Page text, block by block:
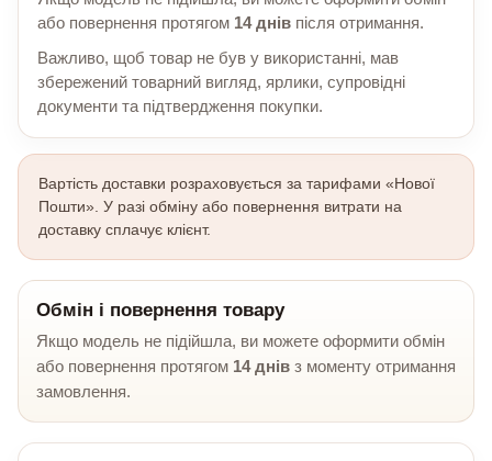
або повернення протягом 14 днів після отримання.
Важливо, щоб товар не був у використанні, мав
збережений товарний вигляд, ярлики, супровідні
документи та підтвердження покупки.
Вартість доставки розраховується за тарифами «Нової
Пошти». У разі обміну або повернення витрати на
доставку сплачує клієнт.
Обмін і повернення товару
Якщо модель не підійшла, ви можете оформити обмін
або повернення протягом 14 днів з моменту отримання
замовлення.